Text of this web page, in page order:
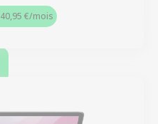
40,95 €/mois